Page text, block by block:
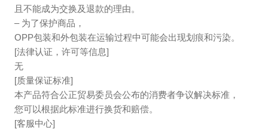
且不能成为交换及退款的理由。
– 为了保护商品，
OPP包装和外包装在运输过程中可能会出现划痕和污染。
[法律认证，许可等信息]
无
[质量保证标准]
本产品符合公正贸易委员会公布的消费者争议解决标准，
您可以根据此标准进行换货和赔偿。
[客服中心]